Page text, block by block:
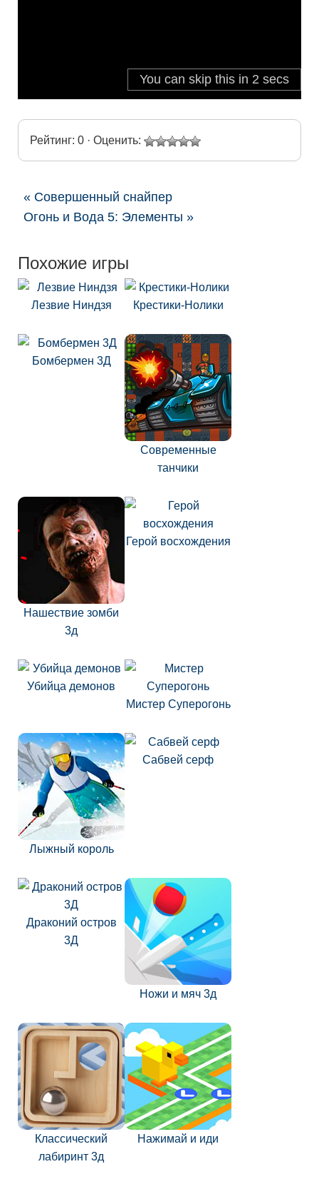
Рейтинг: 0 · Оценить:
« Совершенный снайпер
Огонь и Вода 5: Элементы »
Похожие игры
Лезвие Ниндзя Крестики-Нолики
Бомбермен 3Д
Современные
танчики
Нашествие зомби
3д
Герой восхождения
Убийца демонов
Мистер Суперогонь
Лыжный король
Сабвей серф
Драконий остров
3Д
Ножи и мяч 3д
Классический
лабиринт 3д
Нажимай и иди